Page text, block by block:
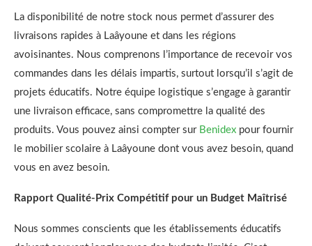
La disponibilité de notre stock nous permet d’assurer des
livraisons rapides à Laâyoune et dans les régions
avoisinantes. Nous comprenons l’importance de recevoir vos
commandes dans les délais impartis, surtout lorsqu’il s’agit de
projets éducatifs. Notre équipe logistique s’engage à garantir
une livraison efficace, sans compromettre la qualité des
produits. Vous pouvez ainsi compter sur Benidex pour fournir
le mobilier scolaire à Laâyoune dont vous avez besoin, quand
vous en avez besoin.
Rapport Qualité-Prix Compétitif pour un Budget Maîtrisé
Nous sommes conscients que les établissements éducatifs